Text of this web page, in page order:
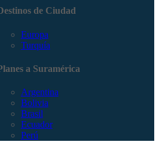
de Ciudad
Europa
Turquía
a Suramérica
Argentina
Bolivia
Brasil
Ecuador
Perú